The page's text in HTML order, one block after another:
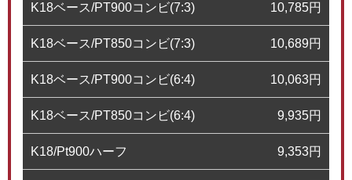
K18ベース/PT900コンビ(7:3) 10,785円
K18ベース/PT850コンビ(7:3) 10,689円
K18ベース/PT900コンビ(6:4) 10,063円
K18ベース/PT850コンビ(6:4) 9,935円
K18/Pt900ハーフ 9,353円